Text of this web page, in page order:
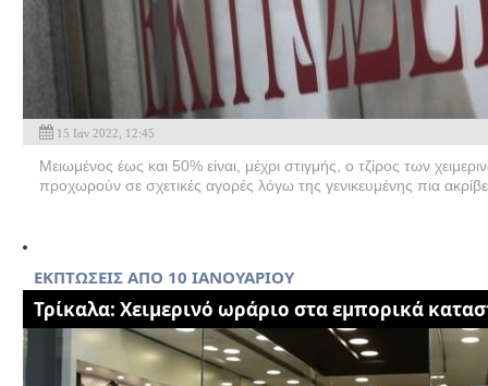
15 Ιαν 2022, 12:45
Μειωμένος έως και 50% είναι, μέχρι στιγμής, ο τζίρος των
προχωρούν σε σχετικές αγορές λόγω της γενικευμένης πια
ΕΚΠΤΩΣΕΙΣ ΑΠΟ 10 ΙΑΝΟΥΑΡΙΟΥ
Τρίκαλα: Χειμερινό ωράριο στα εμπορικά